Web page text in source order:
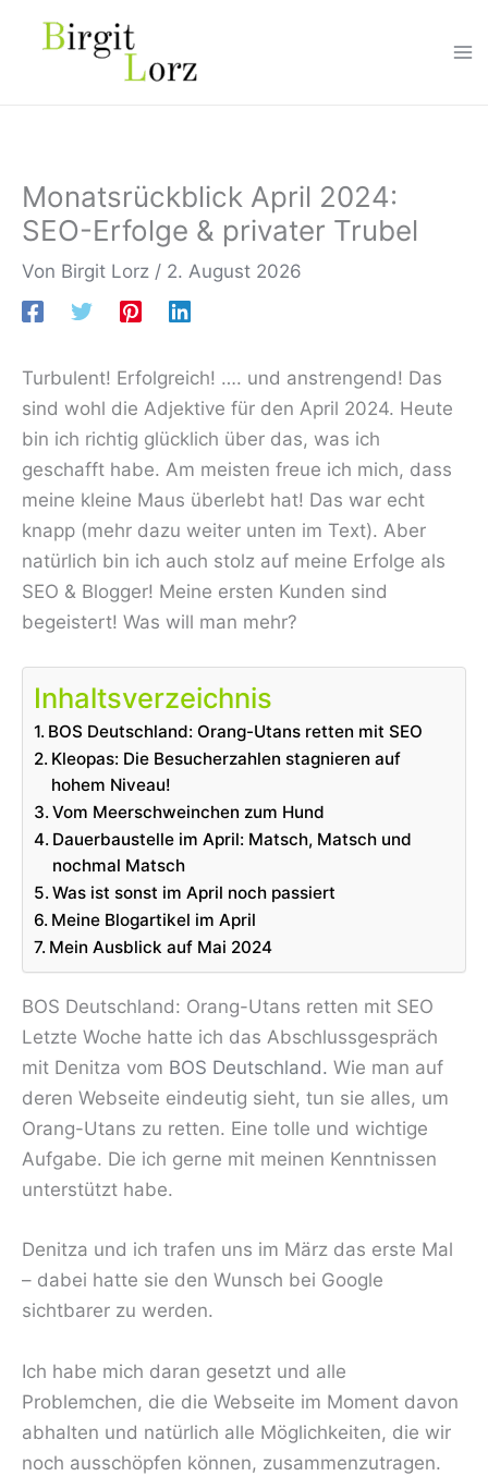
Inhalt
Monatsrückblick April 2024:
SEO-Erfolge & privater Trubel
Von Birgit Lorz / 2. August 2026
Turbulent! Erfolgreich! …. und anstrengend! Das
sind wohl die Adjektive für den April 2024. Heute
bin ich richtig glücklich über das, was ich
geschafft habe. Am meisten freue ich mich, dass
meine kleine Maus überlebt hat! Das war echt
knapp (mehr dazu weiter unten im Text). Aber
natürlich bin ich auch stolz auf meine Erfolge als
SEO & Blogger! Meine ersten Kunden sind
begeistert! Was will man mehr?
Inhaltsverzeichnis
BOS Deutschland: Orang-Utans retten mit SEO
Kleopas: Die Besucherzahlen stagnieren auf
hohem Niveau!
Vom Meerschweinchen zum Hund
Dauerbaustelle im April: Matsch, Matsch und
nochmal Matsch
Was ist sonst im April noch passiert
Meine Blogartikel im April
Mein Ausblick auf Mai 2024
BOS Deutschland: Orang-Utans retten mit SEO
Letzte Woche hatte ich das Abschlussgespräch
mit Denitza vom BOS Deutschland. Wie man auf
deren Webseite eindeutig sieht, tun sie alles, um
Orang-Utans zu retten. Eine tolle und wichtige
Aufgabe. Die ich gerne mit meinen Kenntnissen
unterstützt habe.
Denitza und ich trafen uns im März das erste Mal
– dabei hatte sie den Wunsch bei Google
sichtbarer zu werden.
Ich habe mich daran gesetzt und alle
Problemchen, die die Webseite im Moment davon
abhalten und natürlich alle Möglichkeiten, die wir
noch ausschöpfen können, zusammenzutragen.